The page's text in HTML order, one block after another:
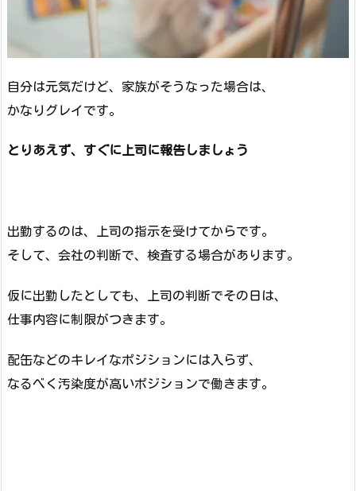
自分は元気だけど、家族がそうなった場合は、
かなりグレイです。
とりあえず、すぐに上司に報告しましょう
出勤するのは、上司の指示を受けてからです。
そして、会社の判断で、検査する場合があります。
仮に出勤したとしても、上司の判断でその日は、
仕事内容に制限がつきます。
配缶などのキレイなポジションには入らず、
なるべく汚染度が高いポジションで働きます。